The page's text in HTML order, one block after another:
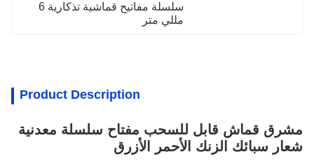
سلسلة مفاتيح قماشية تذكارية 6
مللي متر
Product Description
مشرق قماش قابل للسحب مفتاح سلسلة معدنية
شعار سبائك الزنك الأحمر الأزرق